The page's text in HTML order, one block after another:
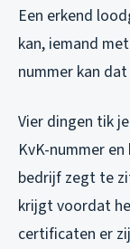
Een erkend
kan, iemand
nummer kan
Vier dingen tik
KvK-nummer
bedrijf zegt te
krijgt voordat
certificaten er